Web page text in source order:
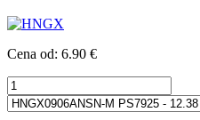
Cena od: 6.90 €